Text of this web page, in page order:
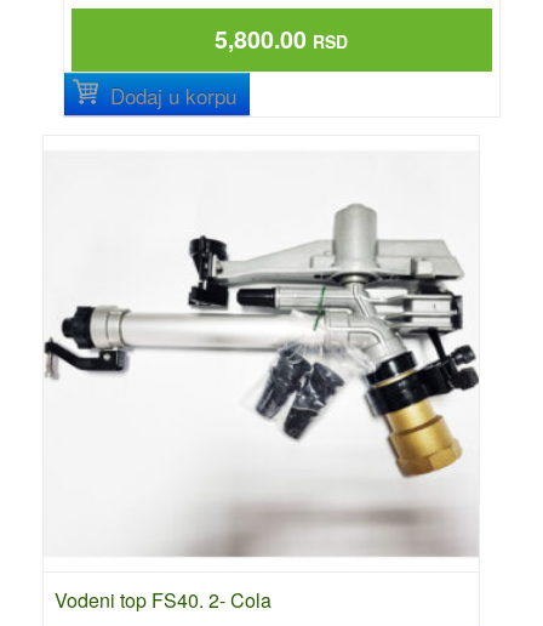
5,800.00 RSD
Dodaj u korpu
Vodeni top FS40. 2- Cola